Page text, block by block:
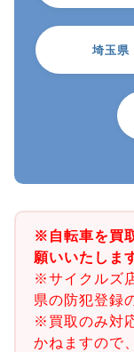
埼玉県
※自転車を買
願いいたしま
※サイクルズ
県の防犯登録
※買取のみ対
かねますので